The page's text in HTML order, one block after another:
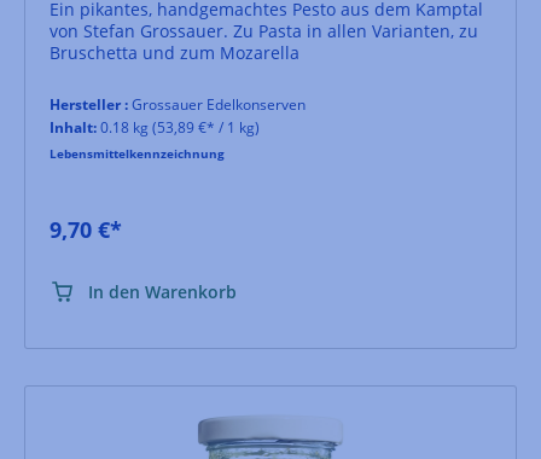
Ein pikantes, handgemachtes Pesto aus dem Kamptal
von Stefan Grossauer. Zu Pasta in allen Varianten, zu
Bruschetta und zum Mozarella
Hersteller :Grossauer Edelkonserven
Inhalt:0.18 kg (53,89 €* / 1 kg)
Lebensmittelkennzeichnung
9,70 €*
In den Warenkorb